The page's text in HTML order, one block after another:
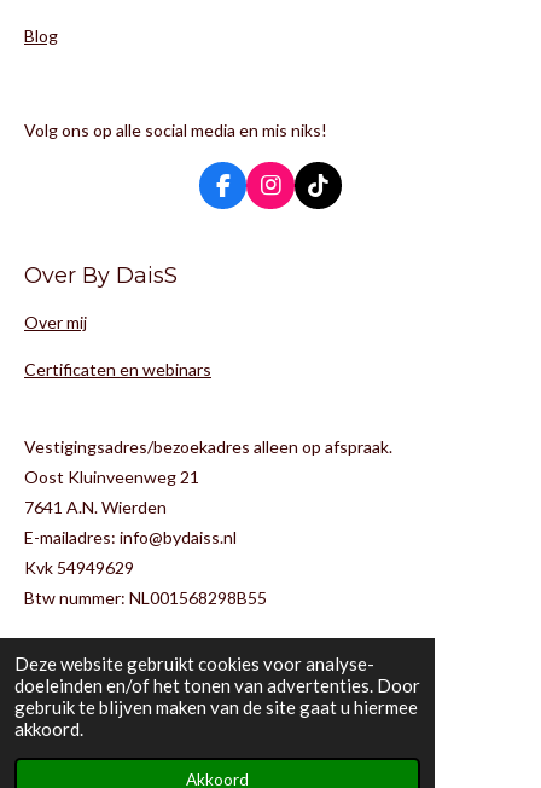
Deze website gebruikt cookies voor analyse-
doeleinden en/of het tonen van advertenties. Door
gebruik te blijven maken van de site gaat u hiermee
akkoord.
Akkoord
Blog
Volg ons op alle social media en mis niks!
F
a
I
n
T
i
Over By DaisS
Over mij
Certificaten en webinars
Vestigingsadres/bezoekadres alleen op afspraak.
Oost Kluinveenweg 21
7641 A.N. Wierden
E-mailadres: info@bydaiss.nl
Kvk 54949629
Btw nummer: NL001568298B55
© 2022-2025 By DaisS